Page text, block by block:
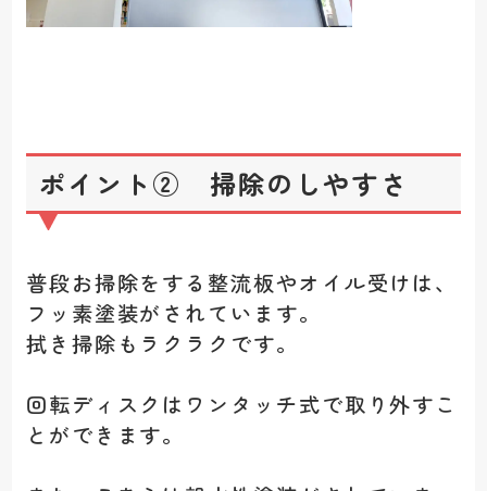
ポイント② 掃除のしやすさ
普段お掃除をする整流板やオイル受けは、
フッ素塗装がされています。
拭き掃除もラクラクです。
回転ディスクはワンタッチ式で取り外すこ
とができます。